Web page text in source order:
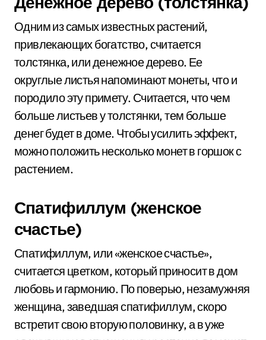
Одним из самых известных растений,
привлекающих богатство, считается
толстянка, или денежное дерево. Ее
округлые листья напоминают монеты, что и
породило эту примету. Считается, что чем
больше листьев у толстянки, тем больше
денег будет в доме. Чтобы усилить эффект,
можно положить несколько монет в горшок с
растением.
Спатифиллум (женское
счастье)
Спатифиллум, или «женское счастье»,
считается цветком, который приносит в дом
любовь и гармонию. По поверью, незамужняя
женщина, заведшая спатифиллум, скоро
встретит свою вторую половинку, а в уже